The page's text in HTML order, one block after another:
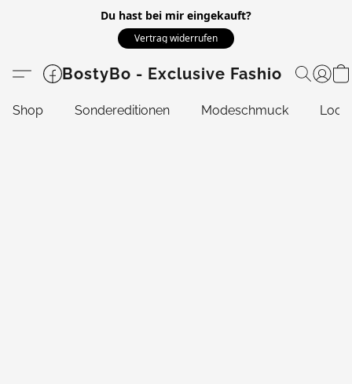
Du hast bei mir eingekauft?
Vertrag widerrufen
BostyBo - Exclusive Fashion
Shop Sondereditionen Modeschmuck